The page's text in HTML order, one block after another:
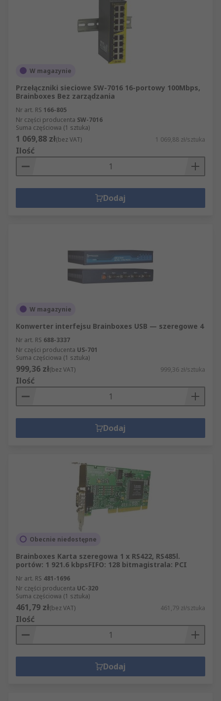
W magazynie
Przełączniki sieciowe SW-7016 16-portowy 100Mbps,
Brainboxes Bez zarządzania
Nr art. RS 166-805
Nr części producenta SW-7016
Suma częściowa (1 sztuka)
1 069,88 zł(bez VAT) 1 069,88 zł/sztuka
Ilość
Dodaj
W magazynie
Konwerter interfejsu Brainboxes USB — szeregowe 4
Nr art. RS 688-3337
Nr części producenta US-701
Suma częściowa (1 sztuka)
999,36 zł(bez VAT) 999,36 zł/sztuka
Ilość
Dodaj
Obecnie niedostępne
Brainboxes Karta szeregowa 1 x RS422, RS485l.
portów: 1 921.6 kbpsFIFO: 128 bitmagistrala: PCI
Nr art. RS 481-1696
Nr części producenta UC-320
Suma częściowa (1 sztuka)
461,79 zł(bez VAT) 461,79 zł/sztuka
Ilość
Dodaj